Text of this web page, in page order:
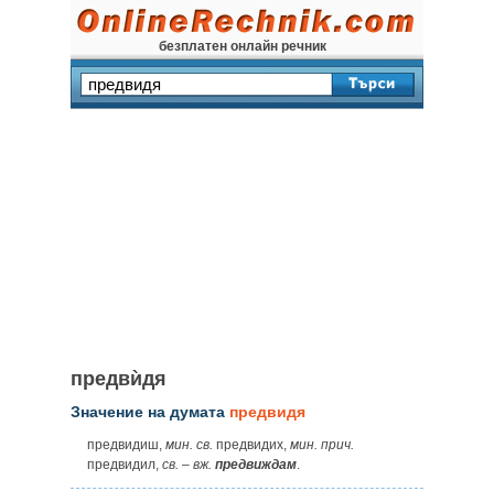
безплатен онлайн речник
предвѝдя
Значение на думата предвидя
предвидиш, мин. св. предвидих, мин. прич.
предвидил, св. – вж. предвиждам.